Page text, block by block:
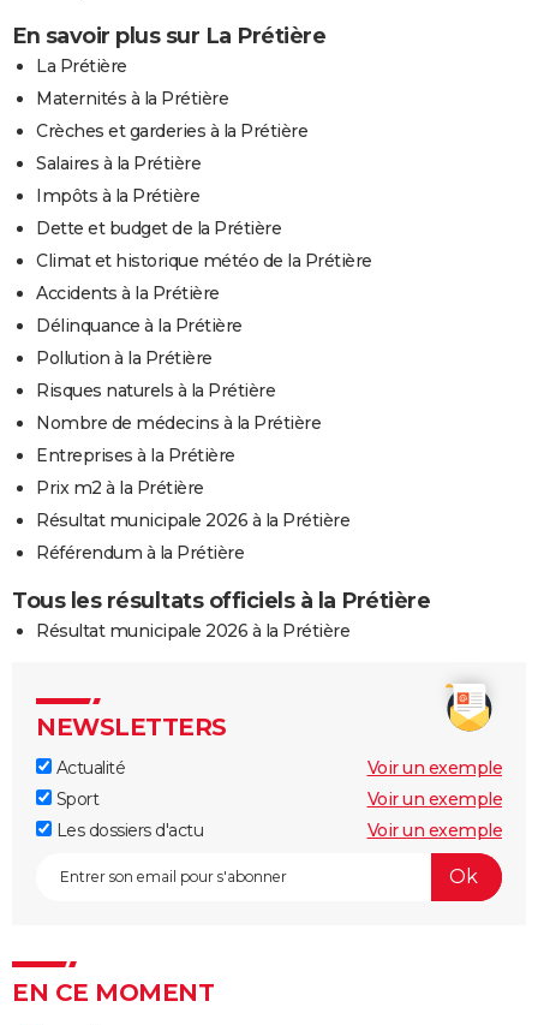
En savoir plus sur La Prétière
La Prétière
Maternités à la Prétière
Crèches et garderies à la Prétière
Salaires à la Prétière
Impôts à la Prétière
Dette et budget de la Prétière
Climat et historique météo de la Prétière
Accidents à la Prétière
Délinquance à la Prétière
Pollution à la Prétière
Risques naturels à la Prétière
Nombre de médecins à la Prétière
Entreprises à la Prétière
Prix m2 à la Prétière
Résultat municipale 2026 à la Prétière
Référendum à la Prétière
Tous les résultats officiels à la Prétière
Résultat municipale 2026 à la Prétière
NEWSLETTERS
Actualité
Voir un exemple
Sport
Voir un exemple
Les dossiers d'actu
Voir un exemple
EN CE MOMENT